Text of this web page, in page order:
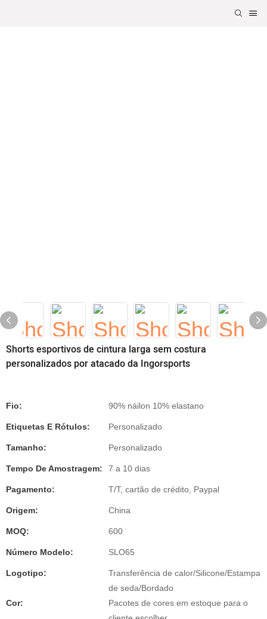
Shorts esportivos de cintura larga sem costura
personalizados por atacado da Ingorsports
Fio: 90% náilon 10% elastano
Etiquetas E Rótulos: Personalizado
Tamanho: Personalizado
Tempo De Amostragem: 7 a 10 dias
Pagamento: T/T, cartão de crédito, Paypal
Origem: China
MOQ: 600
Número Modelo: SLO65
Logotipo:
Transferência de calor/Silicone/Estampa
de seda/Bordado
Cor:
Pacotes de cores em estoque para o